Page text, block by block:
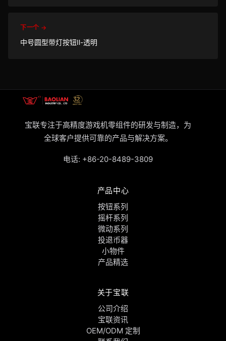
下一个 →
中号圆型带灯按钮Ⅱ-透明
宝联专注于高精度游戏机零组件的研发与制造，为
全球客户提供可靠的产品与解决方案。
电话: +86-20-8489-3809
产品中心
按钮系列
摇杆系列
微动系列
投退币器
小物件
产品精选
关于宝联
公司介绍
宝联资讯
OEM/ODM 定制